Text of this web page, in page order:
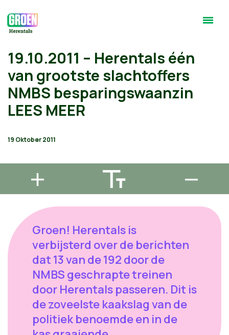
19.10.2011 – Herentals één
van grootste slachtoffers
NMBS besparingswaanzin
LEES MEER
19 Oktober 2011
Groen! Herentals is
verbijsterd over de berichten
dat 13 van de 192 door de
NMBS geschrapte treinen
door Herentals passeren. Dit is
de zoveelste kaakslag van de
politiek benoemde en in de